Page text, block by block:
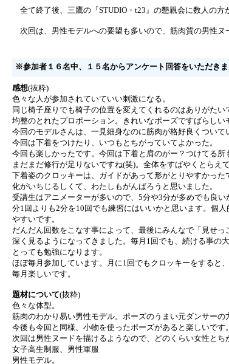
全て終了後、三鷹の『STUDIO・t23』の懇親会に数人の方
次回は、男性モデルへの要望も多いので、筋肉質の男性ヌ
※参加者１６名中、１５名からアンケート回答をいただきま
感想(抜粋)
色々な人が参加されていていい刺激になる。
同じ椅子座りでも椅子の位置を変えてくれるのはありがたい
均整のとれたプロポーション。きれいなポーズですばらしい
今回のモデルさんは、一見細身なのに筋肉が格好良くついて
今回は下着をつけたり、いつもとちがっていてよかった。
今回も楽しかったです。今回は下着と肩のがー？つけてる
まだまだ修行が足りないですね(笑)。全体をすばやくとらえ
下着姿のクロッキーは、ガイドがあって形がとりやすかっ
化がいちじるしくて、わたしもがんばろうと思いました。
受講生はアニメーターが多いので、5分や3分が多めでも良
分1回よりも2分を10回でも練習にはいいかと思います。個
やすいです。
だんだん回数をこなす事によって、最後にみんなで「見せ
深く見るようになってきました。毎月1回でも、続ける事の
とっても勉強になります。
ほぼ毎月参加しています。月に1回でもクロッキーをすると
毎月楽しいです。
題材について(抜粋)
色々な体型。
筋肉のわかり易い男性モデル。ポーズのうまい元ダンサーの
今後も今回と同様、小物を使ったポーズがあると楽しいです。
次回は男性ヌードを描けるようなので、どのくらい女性とち
女子高生制服、男性軍服
男性モデル。